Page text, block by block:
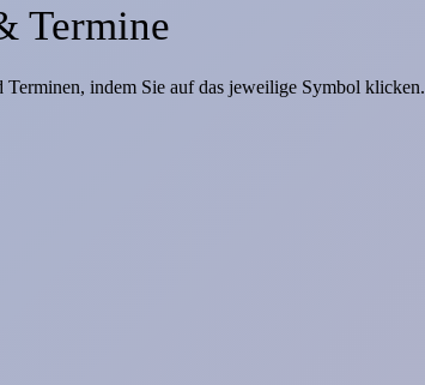
Termine
Terminen, indem Sie auf das jeweilige Symbol klicken.